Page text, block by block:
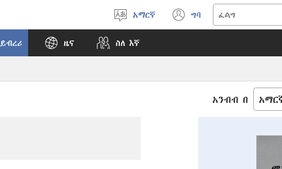
ቋንቋ
አማርኛ ግባ
(አዲስ
ዜና ስለ እኛ
አንብብ በ